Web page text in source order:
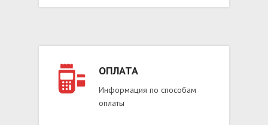
ОПЛАТА
Информация по способам
оплаты